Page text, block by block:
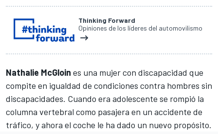
Thinking Forward
Opiniones de los líderes del automovilismo
Nathalie McGloin es una mujer con discapacidad que
compite en igualdad de condiciones contra hombres sin
discapacidades. Cuando era adolescente se rompió la
columna vertebral como pasajera en un accidente de
tráfico, y ahora el coche le ha dado un nuevo propósito.